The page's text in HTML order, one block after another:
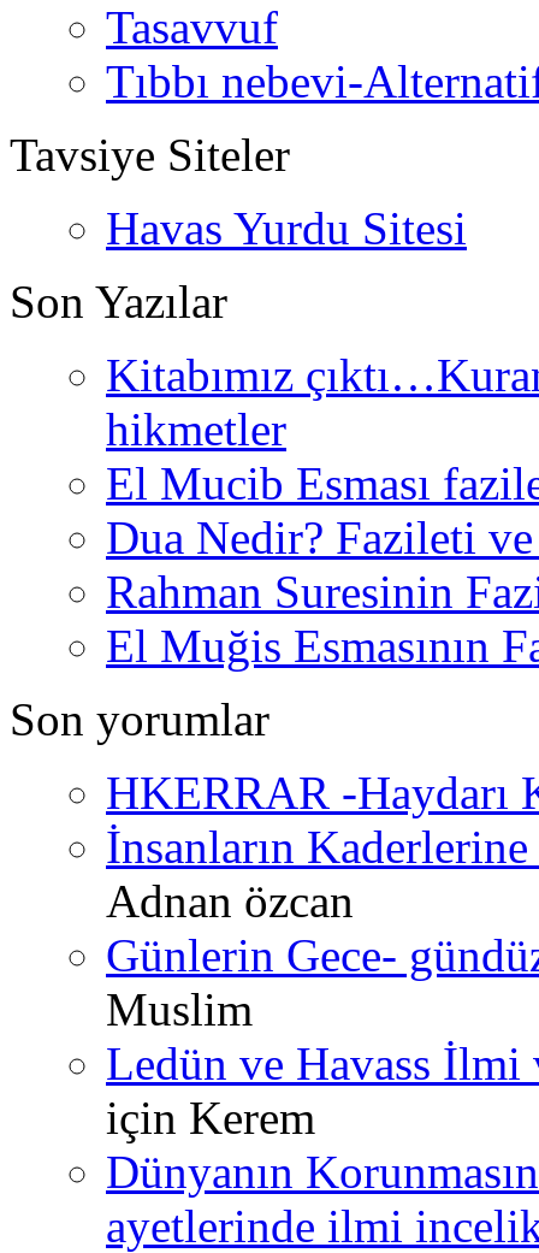
Tasavvuf
Tıbbı nebevi-
Tavsiye Siteler
Havas Yurdu Sitesi
Son Yazılar
Kitabımız
hikmetler
El Mucib Esması
Dua Nedir? Fazileti
Rahman Suresinin
El Muğis Esmasının
Son yorumlar
HKERRAR -Haydarı
İnsanların
Adnan özcan
Günlerin Gece-
Muslim
Ledün ve Havass İlmi
için Kerem
Dünyanın
ayetlerinde ilmi